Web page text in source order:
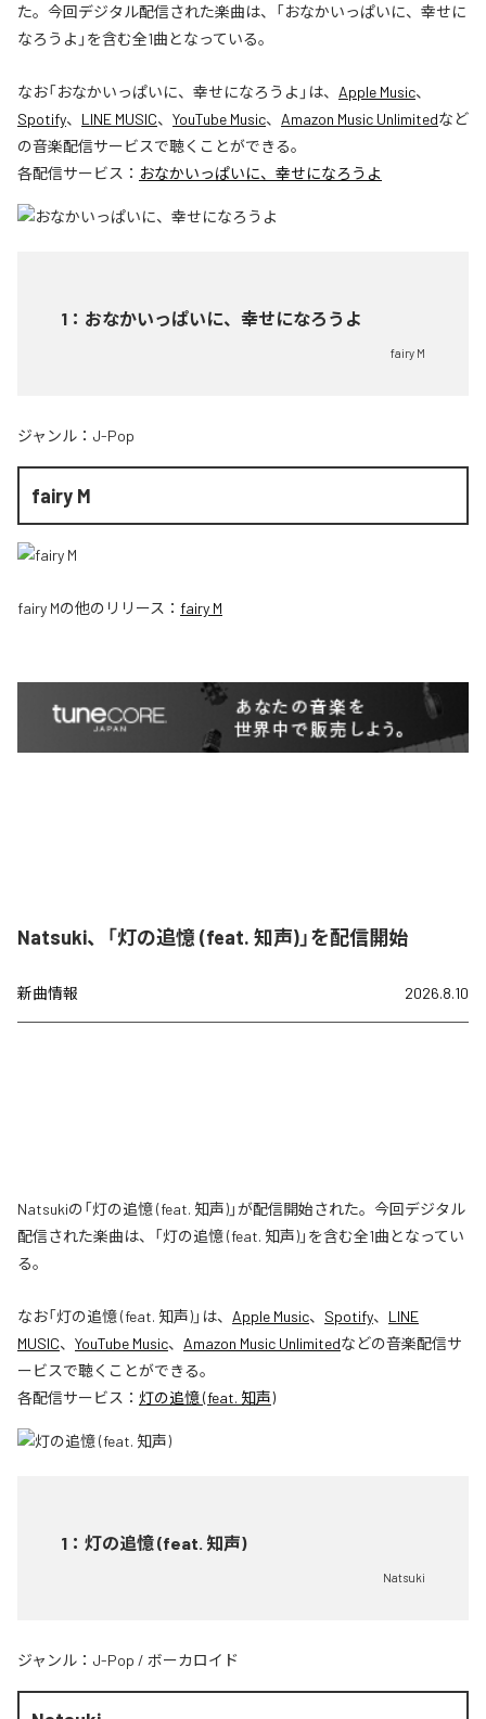
た。今回デジタル配信された楽曲は、「おなかいっぱいに、幸せに
なろうよ」を含む全1曲となっている。
なお「おなかいっぱいに、幸せになろうよ 」は、 Apple Music、
Spotify、 LINE MUSIC、 YouTube Music、 Amazon Music Unlimitedなど
の音楽配信サービスで聴くことができる。
各配信サービス： おなかいっぱいに、幸せになろうよ
1 ： おなかいっぱいに、幸せになろうよ
fairy M
ジャンル： J-Pop
fairy M
fairy Mの他のリリース： fairy M
Natsuki、「灯の追憶 (feat. 知声)」を配信開始
新曲情報 2026.8.10
Natsukiの「灯の追憶 (feat. 知声)」が配信開始された。今回デジタル
配信された楽曲は、「灯の追憶 (feat. 知声)」を含む全1曲となってい
る。
なお「灯の追憶 (feat. 知声)」は、 Apple Music、 Spotify、 LINE
MUSIC、 YouTube Music、 Amazon Music Unlimitedなどの音楽配信サ
ービスで聴くことができる。
各配信サービス： 灯の追憶 (feat. 知声)
1 ： 灯の追憶 (feat. 知声)
Natsuki
ジャンル： J-Pop / ボーカロイド